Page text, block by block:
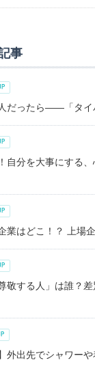
事
だったら――「タイ
自分を大事にする
業はどこ！？ 上場
敬する人」は誰？
外出先でシャワー